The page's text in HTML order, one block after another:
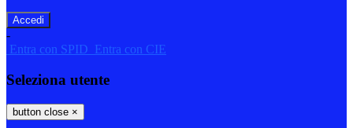
-
Entra con SPID Entra con CIE
Seleziona utente
button close ×